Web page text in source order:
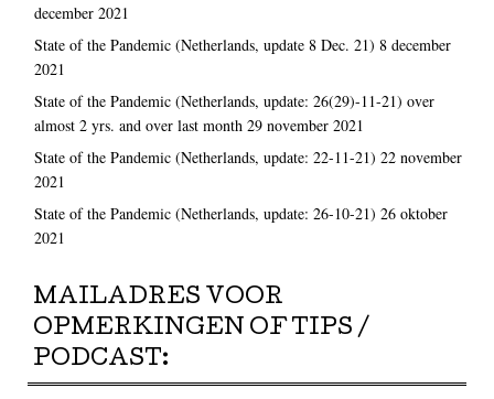
december 2021
State of the Pandemic (Netherlands, update 8 Dec. 21) 8 december
2021
State of the Pandemic (Netherlands, update: 26(29)-11-21) over
almost 2 yrs. and over last month 29 november 2021
State of the Pandemic (Netherlands, update: 22-11-21) 22 november
2021
State of the Pandemic (Netherlands, update: 26-10-21) 26 oktober
2021
MAILADRES VOOR
OPMERKINGEN OF TIPS /
PODCAST: